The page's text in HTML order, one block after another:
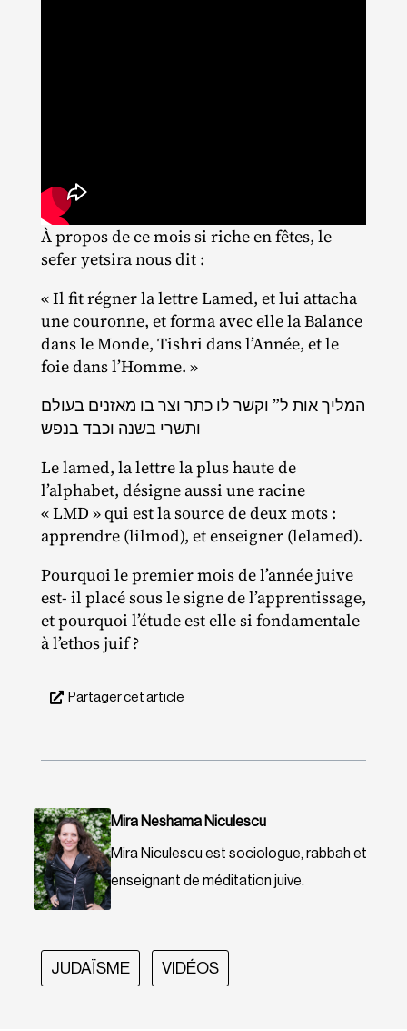
À propos de ce mois si riche en fêtes, le
sefer yetsira nous dit :
« Il fit régner la lettre Lamed, et lui attacha
une couronne, et forma avec elle la Balance
dans le Monde, Tishri dans l’Année, et le
foie dans l’Homme. »
המליך אות ל” וקשר לו כתר וצר בו מאזנים בעולם
ותשרי בשנה וכבד בנפש
Le lamed, la lettre la plus haute de
l’alphabet, désigne aussi une racine
« LMD » qui est la source de deux mots :
apprendre (lilmod), et enseigner (lelamed).
Pourquoi le premier mois de l’année juive
est‐ il placé sous le signe de l’apprentissage,
et pourquoi l’étude est elle si fondamentale
à l’ethos juif ?
Partager cet article
Mira Neshama Niculescu
Mira Niculescu est sociologue, rabbah et
enseignant de méditation juive.
JUDAÏSME VIDÉOS